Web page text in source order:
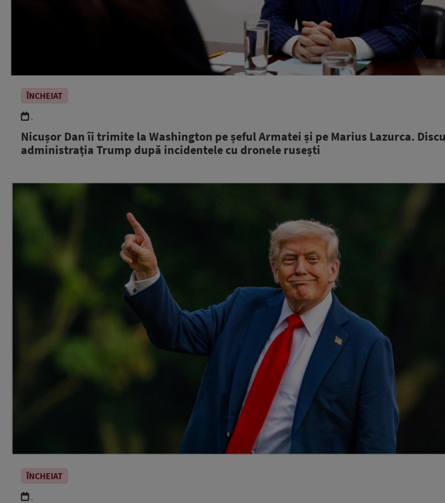
ÎNCHEIAT
.
Nicușor Dan îi trimite la Washington pe șeful Armatei și pe Marius Lazurca.
administrația Trump după incidentele cu dronele rusești
ÎNCHEIAT
.